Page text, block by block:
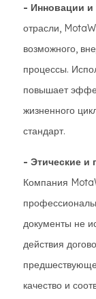
- Инновации и
отрасли,
возможного,
процессы.
повышает
жизненного
стандарт.
- Этические и
Компания
документы не
действия
качество и